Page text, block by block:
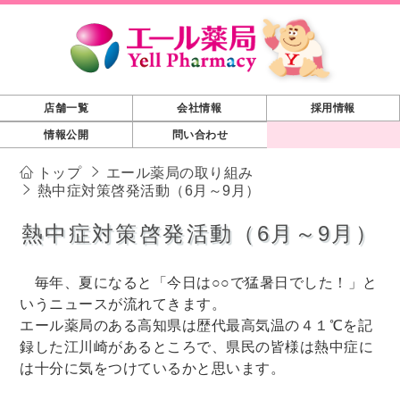
店舗一覧 会社情報 採用情報
情報公開 問い合わせ
トップ
エール薬局の取り組み
熱中症対策啓発活動（6月～9月）
熱中症対策啓発活動（6月～9月）
毎年、夏になると「今日は○○で猛暑日でした！」と
いうニュースが流れてきます。
エール薬局のある高知県は歴代最高気温の４１℃を記
録した江川崎があるところで、県民の皆様は熱中症に
は十分に気をつけているかと思います。